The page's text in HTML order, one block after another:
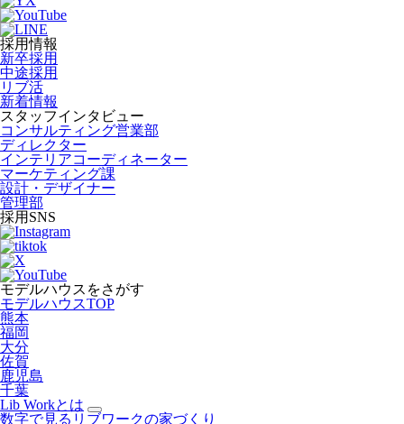
採用情報
新卒採用
中途採用
リブ活
新着情報
スタッフインタビュー
コンサルティング営業部
ディレクター
インテリアコーディネーター
マーケティング課
設計・デザイナー
管理部
採用SNS
モデルハウスをさがす
モデルハウスTOP
熊本
福岡
大分
佐賀
鹿児島
千葉
Lib Workとは
数字で見るリブワークの家づくり